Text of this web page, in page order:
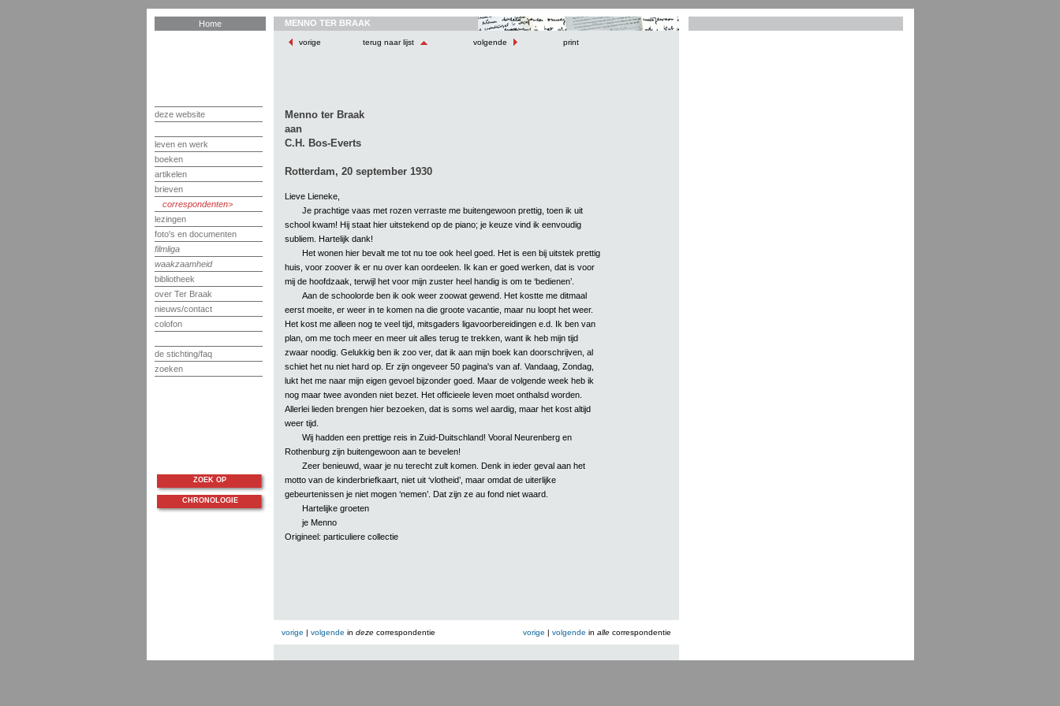
Home
deze website
leven en werk
boeken
artikelen
brieven
correspondenten
lezingen
foto's en documenten
filmliga
waakzaamheid
bibliotheek
over Ter Braak
nieuws/contact
colofon
de stichting/faq
zoeken
MENNO TER BRAAK
vorige terug naar lijst volgende print
Menno ter Braak
aan
C.H. Bos-Everts
Rotterdam, 20 september 1930
Lieve Lieneke,
Je prachtige vaas met rozen verraste me buitengewoon prettig, toen ik uit
school kwam! Hij staat hier uitstekend op de piano; je keuze vind ik eenvoudig
subliem. Hartelijk dank!
Het wonen hier bevalt me tot nu toe ook heel goed. Het is een bij uitstek prettig
huis, voor zoover ik er nu over kan oordeelen. Ik kan er goed werken, dat is voor
mij de hoofdzaak, terwijl het voor mijn zuster heel handig is om te ‘bedienen’.
Aan de schoolorde ben ik ook weer zoowat gewend. Het kostte me ditmaal
eerst moeite, er weer in te komen na die groote vacantie, maar nu loopt het weer.
Het kost me alleen nog te veel tijd, mitsgaders ligavoorbereidingen e.d. Ik ben van
plan, om me toch meer en meer uit alles terug te trekken, want ik heb mijn tijd
zwaar noodig. Gelukkig ben ik zoo ver, dat ik aan mijn boek kan doorschrijven, al
schiet het nu niet hard op. Er zijn ongeveer 50 pagina's van af. Vandaag, Zondag,
lukt het me naar mijn eigen gevoel bijzonder goed. Maar de volgende week heb ik
nog maar twee avonden niet bezet. Het officieele leven moet onthalsd worden.
Allerlei lieden brengen hier bezoeken, dat is soms wel aardig, maar het kost altijd
weer tijd.
Wij hadden een prettige reis in Zuid-Duitschland! Vooral Neurenberg en
Rothenburg zijn buitengewoon aan te bevelen!
Zeer benieuwd, waar je nu terecht zult komen. Denk in ieder geval aan het
motto van de kinderbriefkaart, niet uit ‘vlotheid’, maar omdat de uiterlijke
gebeurtenissen je niet mogen ‘nemen’. Dat zijn ze au fond niet waard.
Hartelijke groeten
je Menno
Origineel: particuliere collectie
vorige | volgende in dezecorrespondentie vorige | volgende in allecorrespondentie
ZOEK OP
CHRONOLOGIE